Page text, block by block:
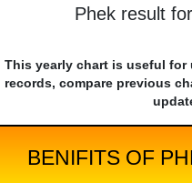
Phek result
This yearly chart is useful for
records, compare previous
BENIFITS OF